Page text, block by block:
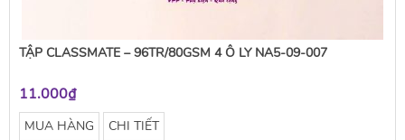
TẬP CLASSMATE – 96TR/80GSM 4 Ô LY NA5-09-007
11.000₫
MUA HÀNG CHI TIẾT